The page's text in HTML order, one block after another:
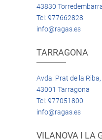
43830
Tel: 977662828
info@ragas.es
TARRAGONA
Avda. Prat de la
43001 Tarragona
Tel: 977051800
info@ragas.es
VILANOVA I LA